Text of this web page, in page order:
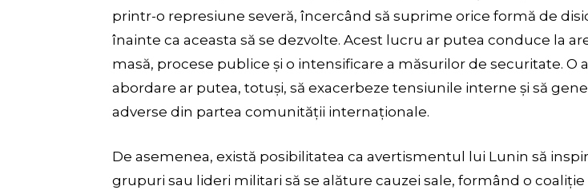
printr-o represiune severă, încercând să suprime orice formă de
înainte ca aceasta să se dezvolte. Acest lucru ar putea conduce la
masă, procese publice și o intensificare a măsurilor de securitate. O
abordare ar putea, totuși, să exacerbeze tensiunile interne și să
adverse din partea comunității internaționale.
De asemenea, există posibilitatea ca avertismentul lui Lunin să
grupuri sau lideri militari să se alăture cauzei sale, formând o coaliție